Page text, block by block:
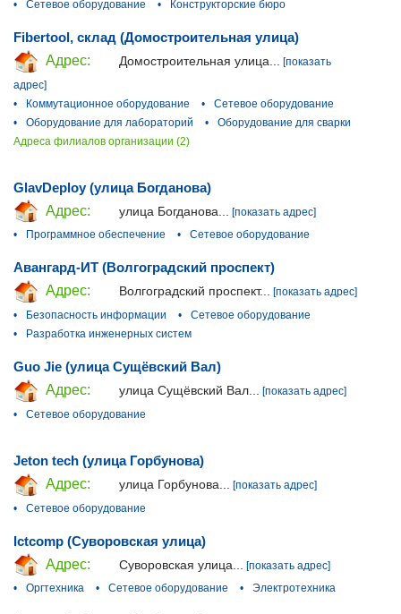
•
Сетевое оборудование • Конструкторские бюро
Fibertool, склад (Домостроительная улица)
Адрес:
Домостроительная улица...
[показать
адрес]
•
Коммутационное оборудование •
Сетевое оборудование
•
Оборудование для лабораторий •
Оборудование для сварки
Адреса филиалов организации (2)
GlavDeploy (улица Богданова)
Адрес:
улица Богданова...
[показать адрес]
•
Программное обеспечение • Сетевое оборудование
Авангард-ИТ (Волгоградский проспект)
Адрес:
Волгоградский проспект... [показать адрес]
•
Безопасность информации •
Сетевое оборудование
•
Разработка инженерных систем
Guo Jie (улица Сущёвский Вал)
Адрес:
улица Сущёвский Вал...
[показать адрес]
•
Сетевое оборудование
Jeton tech (улица Горбунова)
Адрес:
улица Горбунова...
[показать адрес]
•
Сетевое оборудование
Ictcomp (Суворовская улица)
Адрес:
Суворовская улица...
[показать адрес]
•
Оргтехника • Сетевое оборудование • Электротехника